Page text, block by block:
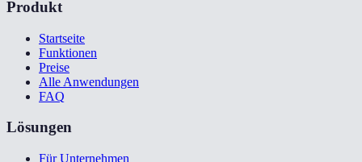
Produkt
Startseite
Funktionen
Preise
Alle Anwendungen
FAQ
Lösungen
Für Unternehmen